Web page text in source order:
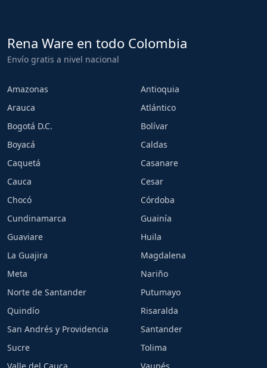
Rena Ware en todo Colombia
Envío gratis a nivel nacional
Amazonas
Antioquia
Arauca
Atlántico
Bogotá D.C.
Bolívar
Boyacá
Caldas
Caquetá
Casanare
Cauca
Cesar
Chocó
Córdoba
Cundinamarca
Guainía
Guaviare
Huila
La Guajira
Magdalena
Meta
Nariño
Norte de Santander
Putumayo
Quindío
Risaralda
San Andrés y Providencia
Santander
Sucre
Tolima